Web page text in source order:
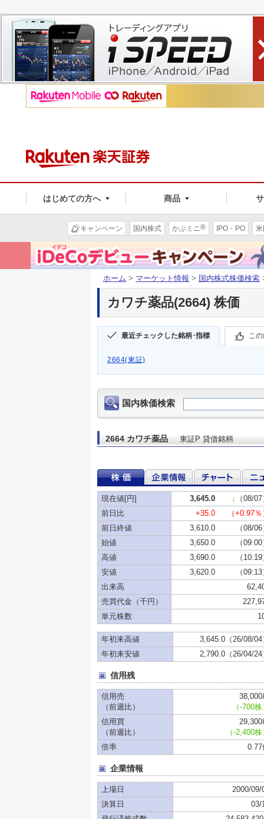
はじめての方へ 商品
キャンペーン 国内株式 かぶミニ® IPO・PO
ホーム > マーケット情報 > 国内株式株価検索
カワチ薬品(2664) 株価
最近チェックした銘柄･指標 こ
2664(東証)